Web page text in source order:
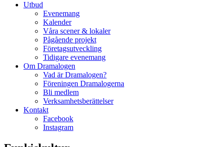
Utbud
Evenemang
Kalender
Våra scener & lokaler
Pågående projekt
Företagsutveckling
Tidigare evenemang
Om Dramalogen
Vad är Dramalogen?
Föreningen Dramalogerna
Bli medlem
Verksamhetsberättelser
Kontakt
Facebook
Instagram